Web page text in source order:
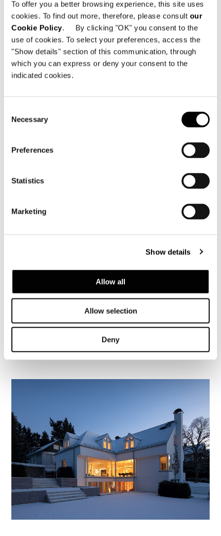
To offer you a better browsing experience, this site uses
cookies. To find out more, therefore, please consult our
Cookie Policy. By clicking "OK" you consent to the
use of cookies. To select your preferences, access the
"Show details" section of this communication, through
which you can express or deny your consent to the
indicated cookies.
Selection
Necessary
Preferences
Statistics
Marketing
Show details
Allow all
Allow selection
Deny
Valencia, maison dans la pinède
FIND OUT MORE